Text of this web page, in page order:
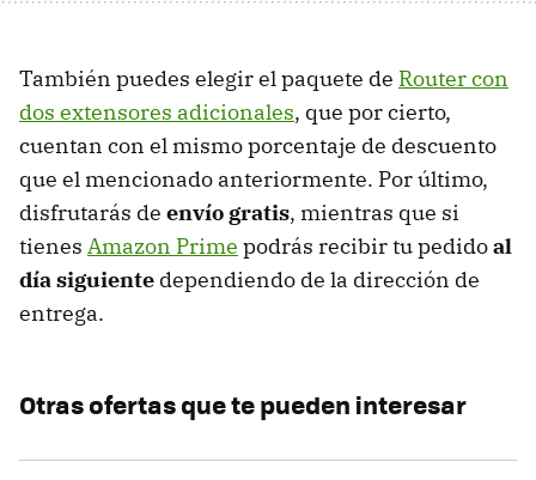
También puedes elegir el paquete de Router con
dos extensores adicionales, que por cierto,
cuentan con el mismo porcentaje de descuento
que el mencionado anteriormente. Por último,
disfrutarás de envío gratis, mientras que si
tienes Amazon Prime podrás recibir tu pedidoal
día siguiente dependiendo de la dirección de
entrega.
Otras ofertas que te pueden interesar